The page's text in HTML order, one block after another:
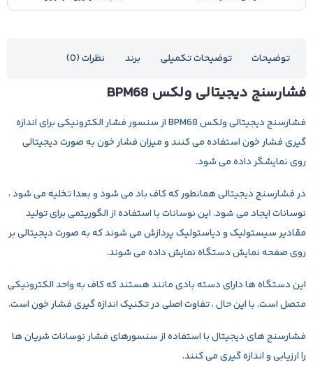
توضیحات توضیحات تکمیلی برند نظرات (0)
فشارسنج دیجیتالی ولکس BPM68
فشارسنج دیجیتالی ولکس BPM68
از سنسور فشار الکترونیکی برای اندازه
گیری فشار خون استفاده می کنند و میزان فشار خون به صورت دیجیتالی
روی نمایشگر داده می شود.
در فشارسنج دیجیتالی همانطور که کاف باد می شود و بعدا تخلیه می شود ،
نوسانات ایجاد می شود. این نوسانات با استفاده از الگوریتمی برای تولید
مقادیر سیستولیک و دیاستولیک پردازش می شوند که به صورت دیجیتالی بر
روی صفحه نمایش دستگاه نمایش داده می شوند.
این دستگاه ها دارای دسته بادی مانند هستند که کاف به واحد الکترونیکی
متصل است. با این حال ، تفاوت اصلی در تکنیک اندازه گیری فشار خون است.
فشارسنج های دیجیتال با استفاده از سنسورهای فشار نوسانات شریان ها
را ارزیابی و اندازه گیری می کنند.